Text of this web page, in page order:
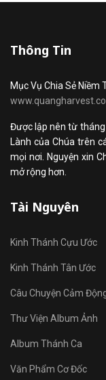
Thông Tin
Mục Vụ Chia Sẻ Niềm
Được lập nên từ
Lành của Chúa trên
mọi nơi. Nguyện xin
mở rộng hơn.
Tài Nguyên
Kinh Thánh Cựu Ước
Kinh Thánh Tân Ước
Câu Chuyện Cảm
Thư Viện Album Ảnh
Album Thánh Ca
Văn Phẩm Cơ Đốc